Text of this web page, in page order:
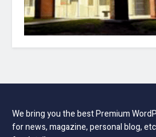
We bring you the best Premium
for news, magazine, personal blog,